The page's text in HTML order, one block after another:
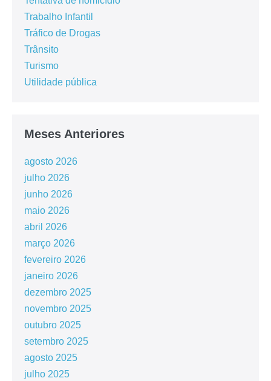
Trabalho Infantil
Tráfico de Drogas
Trânsito
Turismo
Utilidade pública
Meses Anteriores
agosto 2026
julho 2026
junho 2026
maio 2026
abril 2026
março 2026
fevereiro 2026
janeiro 2026
dezembro 2025
novembro 2025
outubro 2025
setembro 2025
agosto 2025
julho 2025